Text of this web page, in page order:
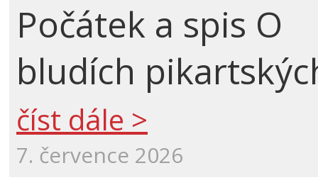
Počátek a spis O
bludích
číst dále >
7. července 2026